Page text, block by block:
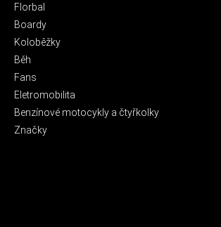
Florbal
Boardy
Koloběžky
Běh
Fans
Eletromobilita
Benzínové motocykly a čtyřkolky
Značky